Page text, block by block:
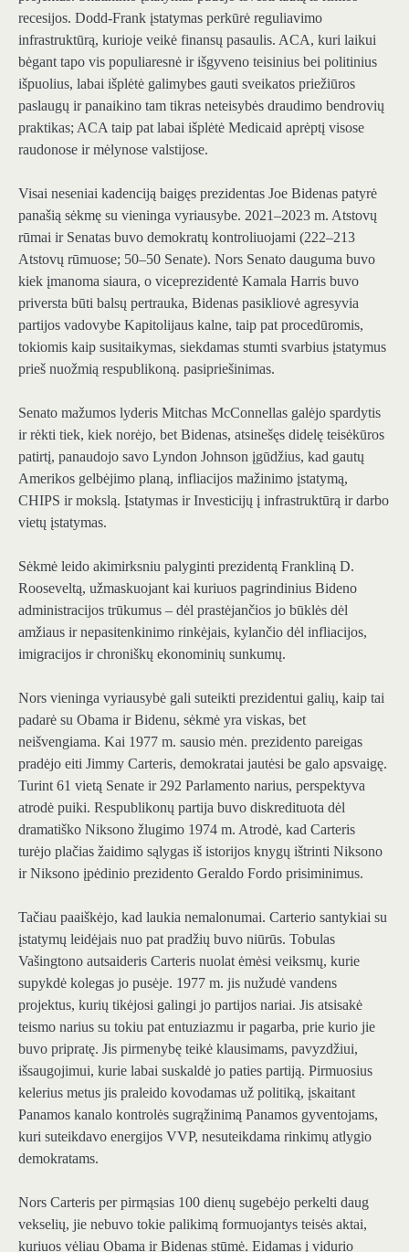
recesijos. Dodd-Frank įstatymas perkūrė reguliavimo
infrastruktūrą, kurioje veikė finansų pasaulis. ACA, kuri laikui
bėgant tapo vis populiaresnė ir išgyveno teisinius bei politinius
išpuolius, labai išplėtė galimybes gauti sveikatos priežiūros
paslaugų ir panaikino tam tikras neteisybės draudimo bendrovių
praktikas; ACA taip pat labai išplėtė Medicaid aprėptį visose
raudonose ir mėlynose valstijose.
Visai neseniai kadenciją baigęs prezidentas Joe Bidenas patyrė
panašią sėkmę su vieninga vyriausybe. 2021–2023 m. Atstovų
rūmai ir Senatas buvo demokratų kontroliuojami (222–213
Atstovų rūmuose; 50–50 Senate). Nors Senato dauguma buvo
kiek įmanoma siaura, o viceprezidentė Kamala Harris buvo
priversta būti balsų pertrauka, Bidenas pasikliovė agresyvia
partijos vadovybe Kapitolijaus kalne, taip pat procedūromis,
tokiomis kaip susitaikymas, siekdamas stumti svarbius įstatymus
prieš nuožmią respublikoną. pasipriešinimas.
Senato mažumos lyderis Mitchas McConnellas galėjo spardytis
ir rėkti tiek, kiek norėjo, bet Bidenas, atsinešęs didelę teisėkūros
patirtį, panaudojo savo Lyndon Johnson įgūdžius, kad gautų
Amerikos gelbėjimo planą, infliacijos mažinimo įstatymą,
CHIPS ir mokslą. Įstatymas ir Investicijų į infrastruktūrą ir darbo
vietų įstatymas.
Sėkmė leido akimirksniu palyginti prezidentą Frankliną D.
Rooseveltą, užmaskuojant kai kuriuos pagrindinius Bideno
administracijos trūkumus – dėl prastėjančios jo būklės dėl
amžiaus ir nepasitenkinimo rinkėjais, kylančio dėl infliacijos,
imigracijos ir chroniškų ekonominių sunkumų.
Nors vieninga vyriausybė gali suteikti prezidentui galių, kaip tai
padarė su Obama ir Bidenu, sėkmė yra viskas, bet
neišvengiama. Kai 1977 m. sausio mėn. prezidento pareigas
pradėjo eiti Jimmy Carteris, demokratai jautėsi be galo apsvaigę.
Turint 61 vietą Senate ir 292 Parlamento narius, perspektyva
atrodė puiki. Respublikonų partija buvo diskredituota dėl
dramatiško Niksono žlugimo 1974 m. Atrodė, kad Carteris
turėjo plačias žaidimo sąlygas iš istorijos knygų ištrinti Niksono
ir Niksono įpėdinio prezidento Geraldo Fordo prisiminimus.
Tačiau paaiškėjo, kad laukia nemalonumai. Carterio santykiai su
įstatymų leidėjais nuo pat pradžių buvo niūrūs. Tobulas
Vašingtono autsaideris Carteris nuolat ėmėsi veiksmų, kurie
supykdė kolegas jo pusėje. 1977 m. jis nužudė vandens
projektus, kurių tikėjosi galingi jo partijos nariai. Jis atsisakė
teismo narius su tokiu pat entuziazmu ir pagarba, prie kurio jie
buvo pripratę. Jis pirmenybę teikė klausimams, pavyzdžiui,
išsaugojimui, kurie labai suskaldė jo paties partiją. Pirmuosius
kelerius metus jis praleido kovodamas už politiką, įskaitant
Panamos kanalo kontrolės sugrąžinimą Panamos gyventojams,
kuri suteikdavo energijos VVP, nesuteikdama rinkimų atlygio
demokratams.
Nors Carteris per pirmąsias 100 dienų sugebėjo perkelti daug
vekselių, jie nebuvo tokie palikimą formuojantys teisės aktai,
kuriuos vėliau Obama ir Bidenas stūmė. Eidamas į vidurio